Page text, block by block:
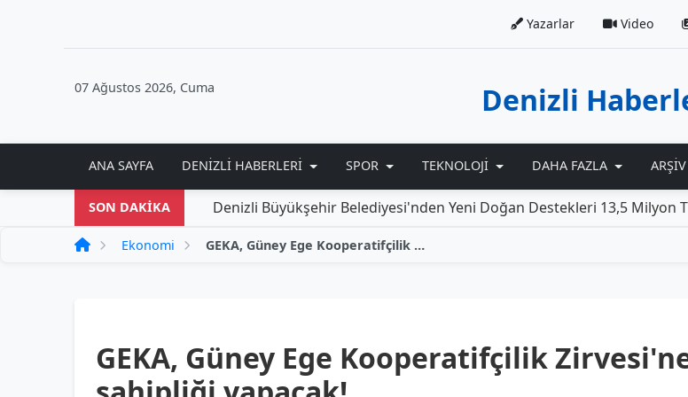
Yazarlar Video
07 Ağustos 2026, Cuma Denizli
ANA SAYFA DENIZLI HABERLERI SPOR TEKNOLOJI DAHA FAZLA ARŞIV
SON DAKİKADenizli Büyükşehir Belediyesi'nden Yeni Doğan Destekleri 13,5 Milyon TL'ye
Ekonomi GEKA, Güney Ege Kooperatifçilik Zirvesi'ne ev sahipliği yapacak!
GEKA, Güney Ege Kooperatifçilik